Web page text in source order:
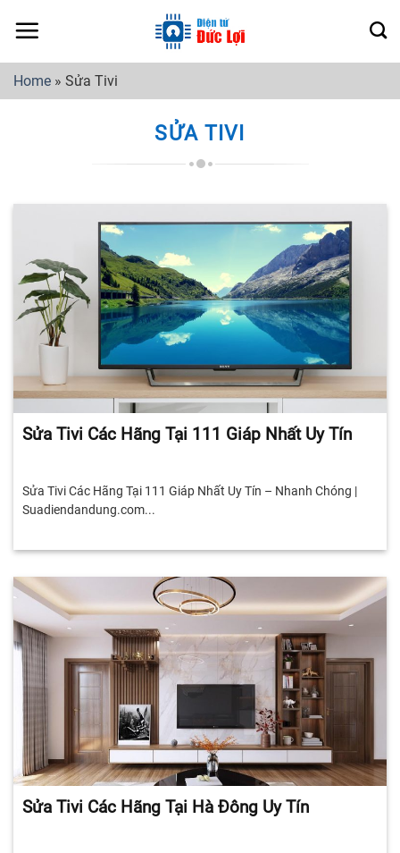
Home » Sửa Tivi
SỬA TIVI
Sửa Tivi Các Hãng Tại 111 Giáp Nhất Uy Tín
Sửa Tivi Các Hãng Tại 111 Giáp Nhất Uy Tín – Nhanh Chóng |
Suadiendandung.com...
Sửa Tivi Các Hãng Tại Hà Đông Uy Tín